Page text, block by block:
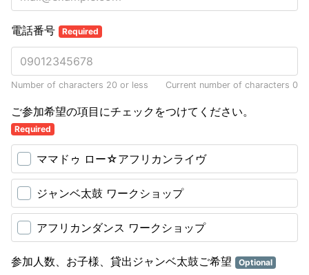
電話番号 Required
Number of characters 20 or less Current number of characters 0
ご参加希望の項目にチェックをつけてください。
Required
ママドゥ ロー☆アフリカンライヴ
ジャンベ太鼓 ワークショップ
アフリカンダンス ワークショップ
参加人数、お子様、貸出ジャンベ太鼓ご希望 Optional